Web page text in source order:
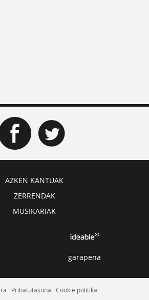
AZKEN KANTUAK
ZERRENDAK
MUSIKARIAK
garapena
Pribatutasuna Cookie politika